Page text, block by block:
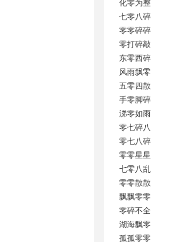
七零八碎
零零碎碎
零打碎敲
东零西碎
风雨飘零
五零四散
手零脚碎
涕零如雨
零七碎八
零七八碎
零零星星
七零八乱
零零散散
飘飘零零
零碎不全
湖海飘零
孤孤零零